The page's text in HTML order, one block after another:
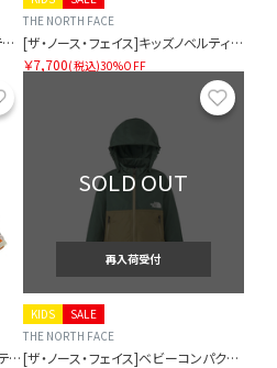
[ザ・ノース・フェイス]ベビーノベルティコンパクトジャケット
THE NORTH FACE
[ザ・ノース・フェイス]キッズノベルティコンパクトジャケット
￥7,700(税込)30%OFF
お気に入り
[ザ・ノース・フェイス]トドラーノベルティコンパクトジャケット
SOLD OUT
再入荷受付
SALE
KIDS
THE NORTH FACE
[ザ・ノース・フェイス]ベビーコンパクトジャケット